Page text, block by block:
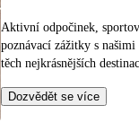
Aktivní odpočinek,
poznávací zážitky s
těch nejkrásnějších
Dozvědět se více